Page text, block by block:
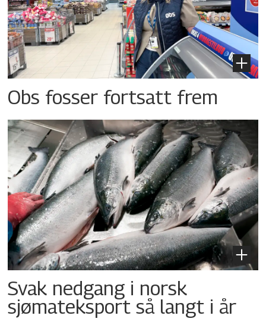
Obs fosser fortsatt frem
Svak nedgang i norsk
sjømateksport så langt i år